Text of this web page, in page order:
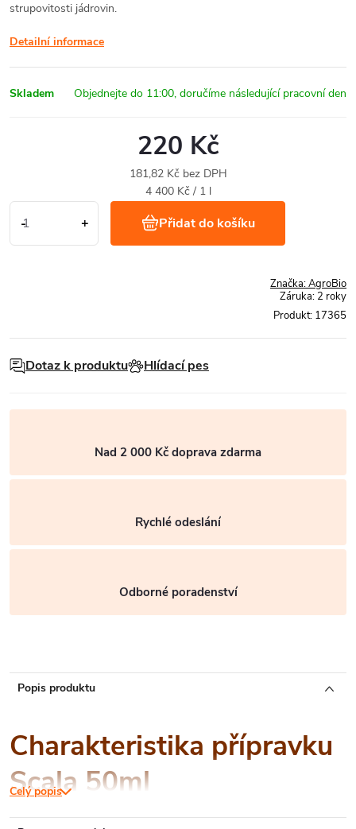
strupovitosti jádrovin.
Detailní informace
Skladem
220 Kč
181,82 Kč bez DPH
Měrná
4 400 Kč / 1 l
Přidat do košíku
Značka:AgroBio
Záruka: 2 roky
Produkt: 17365
Dotaz k produktu Hlídací pes
Nad 2 000 Kč doprava zdarma
Rychlé odeslání
Odborné poradenství
Popis produktu
Charakteristika přípravku
Scala 50ml
Celý popis